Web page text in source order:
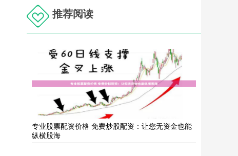
推荐阅读
专业股票配资价格 免费炒股配资：让您无资金也能
纵横股海